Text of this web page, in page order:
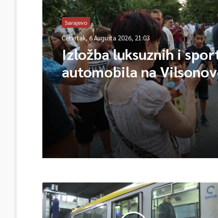
Sarajevo
Četvrtak, 6 Augusta 2026, 21:03
Izložba luksuznih i
automobila na